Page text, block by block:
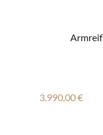
Regulärer
3.990,00 €